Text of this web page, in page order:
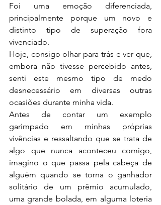
Foi uma emoção diferenciada,
principalmente porque um novo e
distinto tipo de superação fora
vivenciado.
Hoje, consigo olhar para trás e ver que,
embora não tivesse percebido antes,
senti este mesmo tipo de medo
desnecessário em diversas outras
ocasiões durante minha vida.
Antes de contar um exemplo
garimpado em minhas próprias
vivências e ressaltando que se trata de
algo que nunca aconteceu comigo,
imagino o que passa pela cabeça de
alguém quando se torna o ganhador
solitário de um prêmio acumulado,
uma grande bolada, em alguma loteria